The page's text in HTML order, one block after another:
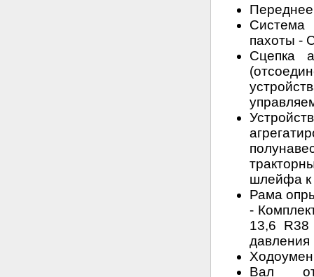
Переднее
Система
пахоты -
Сцепка
шлейфа к
Рама
-
13,6
давления
Вал